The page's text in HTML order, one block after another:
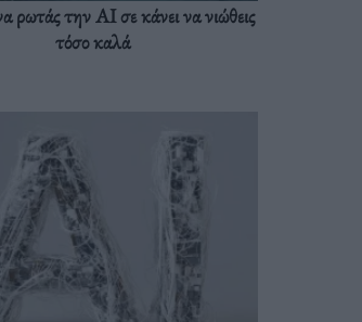
ρωτάς την AI σε κάνει να νιώθεις
τόσο καλά